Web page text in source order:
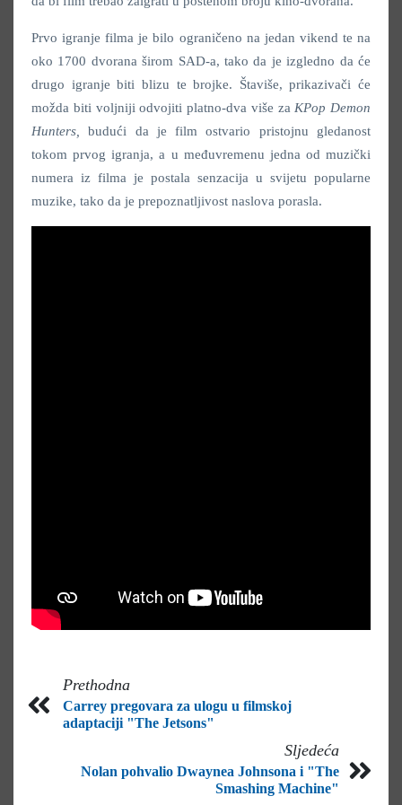
Prvo igranje filma je bilo ograničeno na jedan vikend te na
oko 1700 dvorana širom SAD-a, tako da je izgledno da će
drugo igranje biti blizu te brojke. Štaviše, prikazivači će
možda biti voljniji odvojiti platno-dva više za KPop Demon
Hunters,budući da je film ostvario pristojnu gledanost
tokom prvog igranja, a u međuvremenu jedna od muzički
numera iz filma je postala senzacija u svijetu popularne
muzike, tako da je prepoznatljivost naslova porasla.
Prethodna
Carrey pregovara za ulogu u filmskoj
adaptaciji "The Jetsons"
Sljedeća
Nolan pohvalio Dwaynea Johnsona i "The
Smashing Machine"